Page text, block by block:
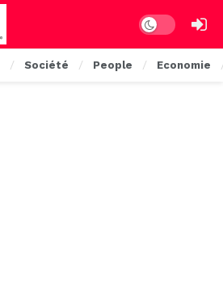
Dark mode
Société People Economie